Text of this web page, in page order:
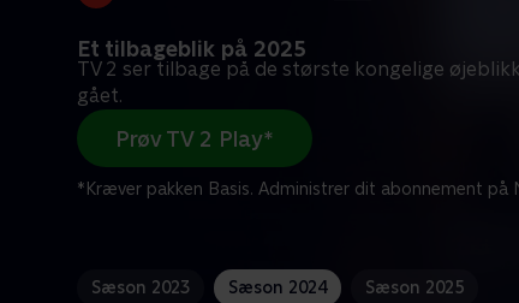
Et tilbageblik på 2025
TV 2 ser tilbage på de største kongelige
gået.
Prøv TV 2 Play*
*Kræver pakken Basis. Administrer dit abonnement på
Sæson 2023 Sæson 2024 Sæson 2025